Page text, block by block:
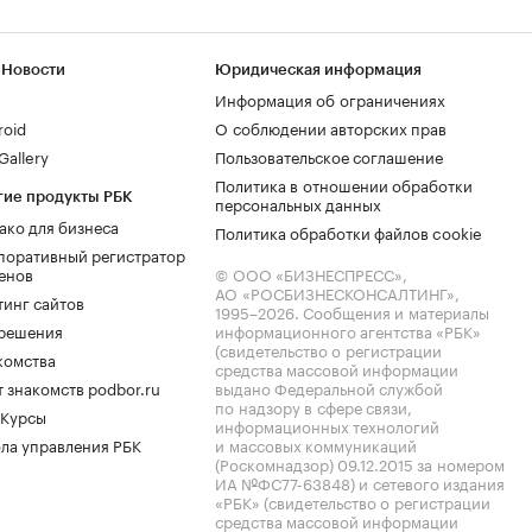
продукты РБК
для бизнеса
регистратор
сайтов
знакомств podbor.ru
управления РБК
Юридическая информация
Информация об ограничениях
О соблюдении авторских прав
Пользовательское соглашение
Политика в отношении обработки
персональных данных
Политика обработки файлов cookie
© ООО «БИЗНЕСПРЕСС»,
АО «РОСБИЗНЕСКОНСАЛТИНГ»,
1995–2026. Сообщения и материалы
информационного агентства «РБК»
(свидетельство о регистрации
средства массовой информации
выдано Федеральной службой
по надзору в сфере связи,
информационных технологий
и массовых коммуникаций
(Роскомнадзор) 09.12.2015 за номером
ИА №ФС77-63848) и сетевого издания
«РБК» (свидетельство о регистрации
средства массовой информации